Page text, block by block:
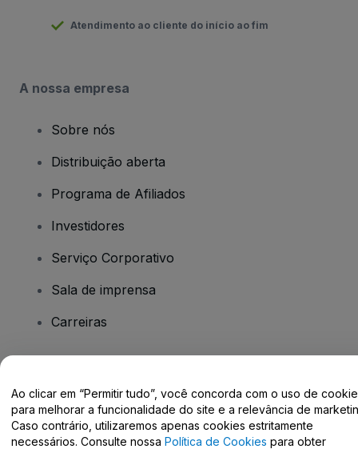
Atendimento ao cliente do início ao fim
A nossa empresa
Sobre nós
Distribuição aberta
Programa de Afiliados
Investidores
Serviço Corporativo
Sala de imprensa
Carreiras
Centro de Ajuda / Fale Conosco
Ao clicar em “Permitir tudo”, você concorda com o uso de
para melhorar a funcionalidade do site e a relevância de
Caso contrário, utilizaremos apenas cookies estritamente
necessários. Consulte nossa Política de Cookies para obter